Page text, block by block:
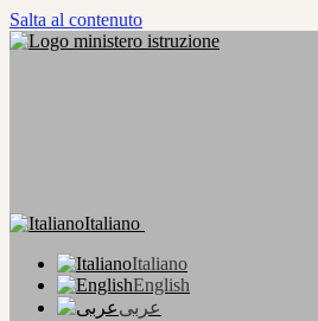
Salta al contenuto
Italiano
Italiano
English
عربى